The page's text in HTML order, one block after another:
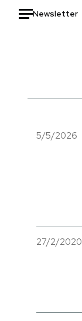
Newsletter
Italia
Politica
5/5/2026
27/2/2020